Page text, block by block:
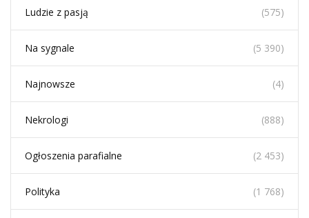
Ludzie z pasją (575)
Na sygnale (5 390)
Najnowsze (4)
Nekrologi (888)
Ogłoszenia parafialne (2 453)
Polityka (1 768)